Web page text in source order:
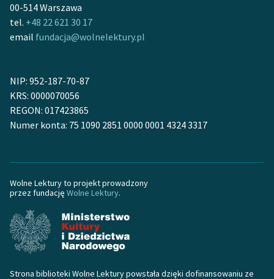
00-514 Warszawa
tel. +48 22 621 30 17
email fundacja@wolnelektury.pl
NIP: 952-187-70-87
KRS: 0000070056
REGON: 017423865
Numer konta: 75 1090 2851 0000 0001 4324 3317
Wolne Lektury to projekt prowadzony
przez fundację Wolne Lektury.
Strona biblioteki Wolne Lektury powstała dzięki dofinansowaniu ze